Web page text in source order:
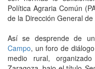
Política Agraria Común
de la Dirección General
Así se desprende de
Campo, un foro de
medio rural,